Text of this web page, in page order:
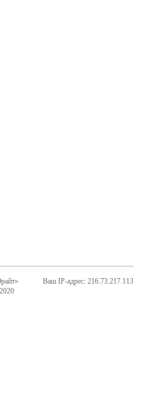
Ваш IP-адрес: 216.73.217.113